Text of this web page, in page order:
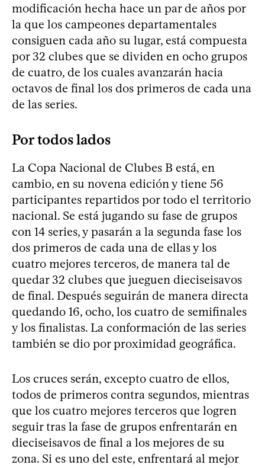
modificación hecha hace un par de años por
la que los campeones departamentales
consiguen cada año su lugar, está compuesta
por 32 clubes que se dividen en ocho grupos
de cuatro, de los cuales avanzarán hacia
octavos de final los dos primeros de cada una
de las series.
Por todos lados
La Copa Nacional de Clubes B está, en
cambio, en su novena edición y tiene 56
participantes repartidos por todo el territorio
nacional. Se está jugando su fase de grupos
con 14 series, y pasarán a la segunda fase los
dos primeros de cada una de ellas y los
cuatro mejores terceros, de manera tal de
quedar 32 clubes que jueguen dieciseisavos
de final. Después seguirán de manera directa
quedando 16, ocho, los cuatro de semifinales
y los finalistas. La conformación de las series
también se dio por proximidad geográfica.
Los cruces serán, excepto cuatro de ellos,
todos de primeros contra segundos, mientras
que los cuatro mejores terceros que logren
seguir tras la fase de grupos enfrentarán en
dieciseisavos de final a los mejores de su
zona. Si es uno del este, enfrentará al mejor